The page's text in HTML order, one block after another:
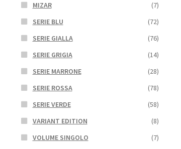
MIZAR
(7)
SERIE BLU
(72)
SERIE GIALLA
(76)
SERIE GRIGIA
(14)
SERIE MARRONE
(28)
SERIE ROSSA
(78)
SERIE VERDE
(58)
VARIANT EDITION
(8)
VOLUME SINGOLO
(7)